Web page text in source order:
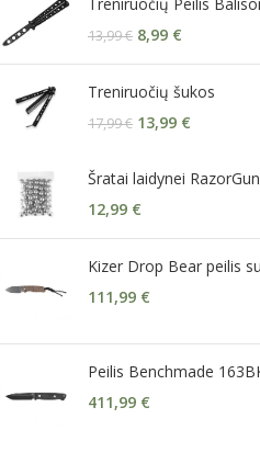
13,99€ 8,99 €
Treniruočių šukos
17,99€ 13,99 €
Šratai laidynei
12,99 €
Kizer Drop Bear peilis
111,99 €
Peilis Benchmade
411,99 €